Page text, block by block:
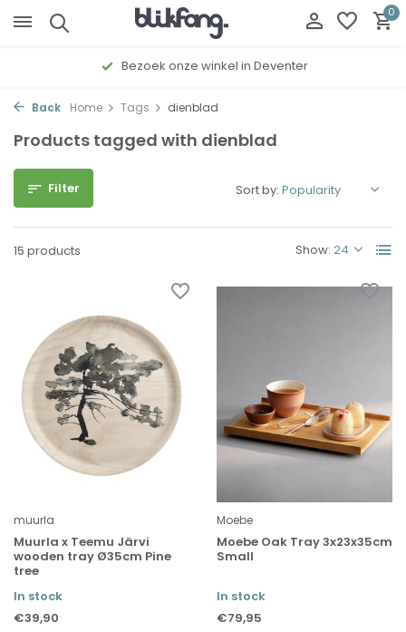
0
Bezoek onze winkel in Deventer
Back Home Tags dienblad
Products tagged with dienblad
Filter
15 products Show:
Sort by:
muurla
Muurla x Teemu Järvi
wooden tray Ø35cm Pine
tree
In stock
€39,90
Moebe
Moebe Oak Tray 3x23x35cm
Small
In stock
€79,95